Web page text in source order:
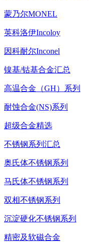
蒙乃尔MONEL
英科洛伊Incoloy
因科耐尔Inconel
镍基/钴基合金汇总
高温合金（GH）系列
耐蚀合金(NS)系列
超级合金精选
不锈钢系列汇总
奥氏体不锈钢系列
马氏体不锈钢系列
双相不锈钢系列
沉淀硬化不锈钢系列
精密及软磁合金